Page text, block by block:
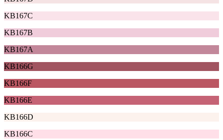
KB167C
KB167B
KB167A
KB166G
KB166F
KB166E
KB166D
KB166C